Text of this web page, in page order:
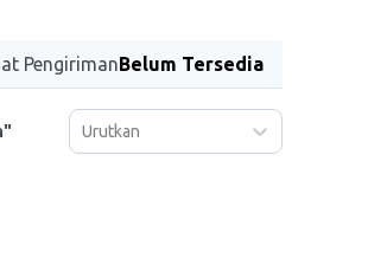
PengirimanBelum Tersedia
Urutkan